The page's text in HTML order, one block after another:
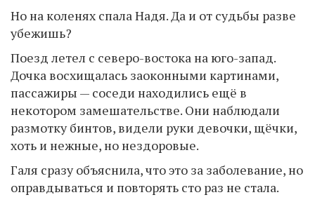
Но на коленях спала Надя. Да и от судьбы разве
убежишь?
Поезд летел с северо-востока на юго-запад.
Дочка восхищалась заоконными картинами,
пассажиры — соседи находились ещё в
некотором замешательстве. Они наблюдали
размотку бинтов, видели руки девочки, щёчки,
хоть и нежные, но нездоровые.
Галя сразу объяснила, что это за заболевание, но
оправдываться и повторять сто раз не стала.